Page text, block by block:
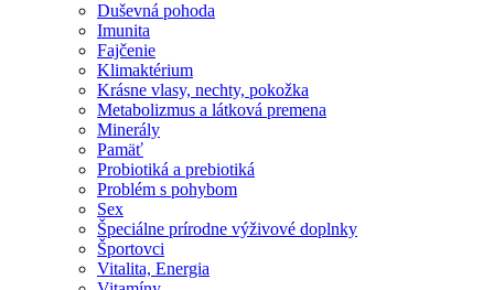
Duševná pohoda
Imunita
Fajčenie
Klimaktérium
Krásne vlasy, nechty, pokožka
Metabolizmus a látková premena
Minerály
Pamäť
Probiotiká a prebiotiká
Problém s pohybom
Sex
Špeciálne prírodne výživové doplnky
Športovci
Vitalita, Energia